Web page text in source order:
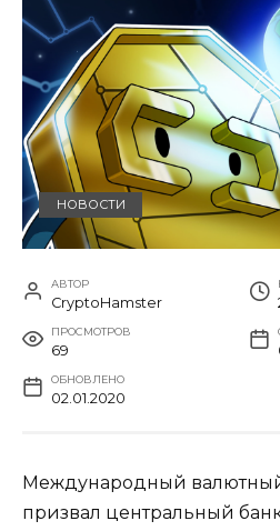
НОВОСТИ
АВТОР
CryptoHamster
ПРОСМОТРОВ
69
ОБНОВЛЕНО
02.01.2020
Международный
призвал центральный